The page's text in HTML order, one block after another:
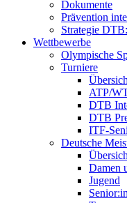
Dokumente
Prävention
Strategie
Wettbewerbe
Olympische
Turniere
ATP/
DTB
DTB
ITF-
Deutsche
Damen
Jugend